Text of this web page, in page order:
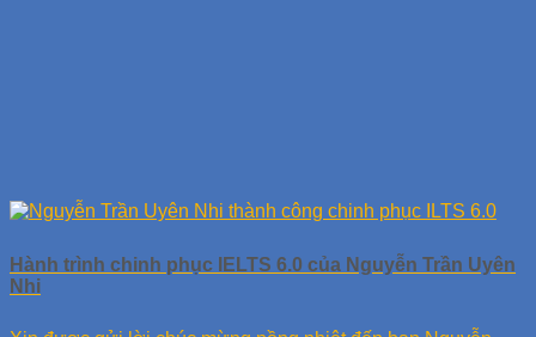
Hành trình chinh phục IELTS 6.0 của Nguyễn Trần Uyên
Nhi